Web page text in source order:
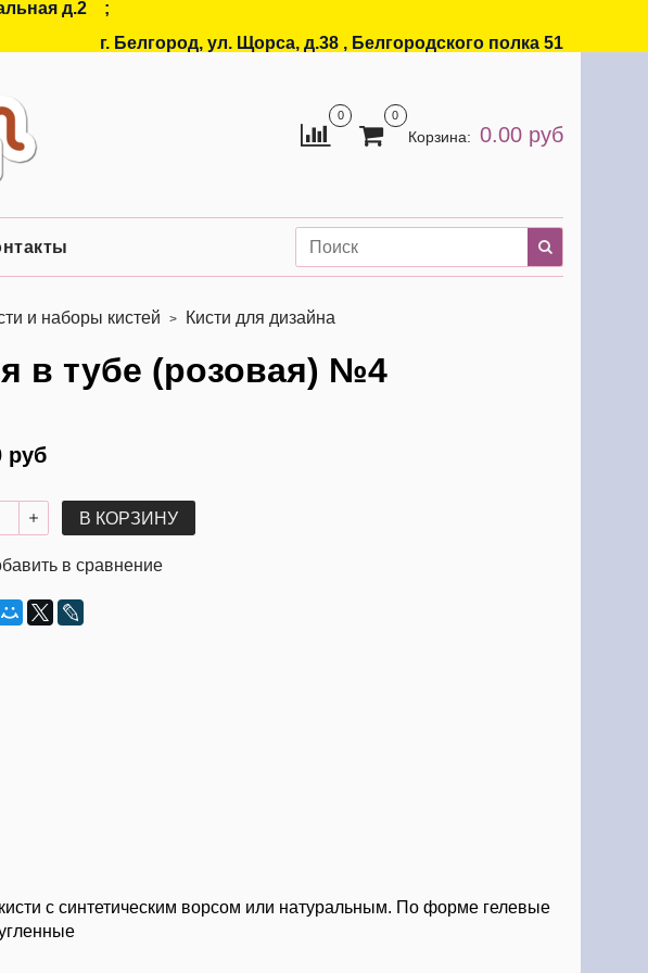
д.2
;
г. Белгород, ул. Щорса, д.38 , Белгородского полка 51
0 0
Корзина: 0.00 руб
и наборы кистей Кисти для дизайна
в тубе (розовая) №4
руб
В КОРЗИНУ
в сравнение
с синтетическим ворсом или натуральным. По форме гелевые